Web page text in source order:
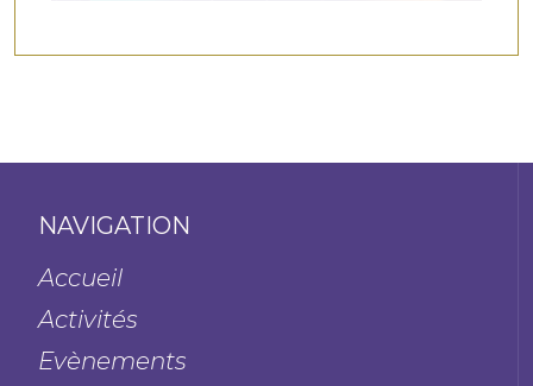
NAVIGATION
Accueil
Activités
Evènements